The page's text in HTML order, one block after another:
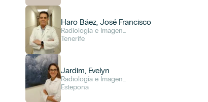
Haro Báez, José Francisco
Radiología e Imagen
Diagnóstica
Tenerife
Jardim, Evelyn
Radiología e Imagen
Diagnóstica
Estepona